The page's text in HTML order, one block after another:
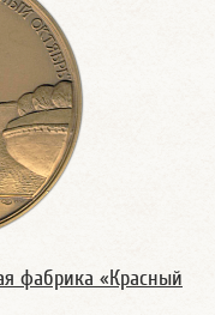
фабрика «Красный